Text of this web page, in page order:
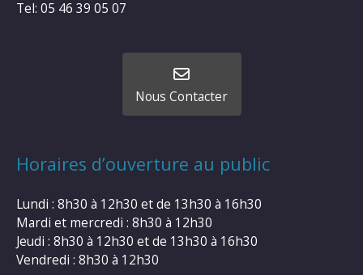
Tel: 05 46 39 05 07
Nous Contacter
Horaires d’ouverture au public
Lundi : 8h30 à 12h30 et de 13h30 à 16h30
Mardi et mercredi : 8h30 à 12h30
Jeudi : 8h30 à 12h30 et de 13h30 à 16h30
Vendredi : 8h30 à 12h30